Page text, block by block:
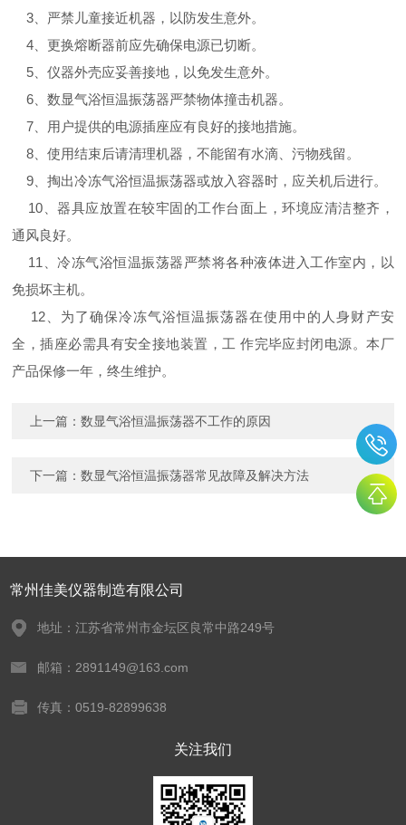
3、严禁儿童接近机器，以防发生意外。
4、更换熔断器前应先确保电源已切断。
5、仪器外壳应妥善接地，以免发生意外。
6、数显气浴恒温振荡器严禁物体撞击机器。
7、用户提供的电源插座应有良好的接地措施。
8、使用结束后请清理机器，不能留有水滴、污物残留。
9、掏出冷冻气浴恒温振荡器或放入容器时，应关机后进行。
10、器具应放置在较牢固的工作台面上，环境应清洁整齐，
通风良好。
11、冷冻气浴恒温振荡器严禁将各种液体进入工作室内，以
免损坏主机。
12、为了确保冷冻气浴恒温振荡器在使用中的人身财产安
全，插座必需具有安全接地装置，工 作完毕应封闭电源。本厂
产品保修一年，终生维护。
上一篇：数显气浴恒温振荡器不工作的原因
下一篇：数显气浴恒温振荡器常见故障及解决方法
常州佳美仪器制造有限公司
地址：江苏省常州市金坛区良常中路249号
邮箱：2891149@163.com
传真：0519-82899638
关注我们